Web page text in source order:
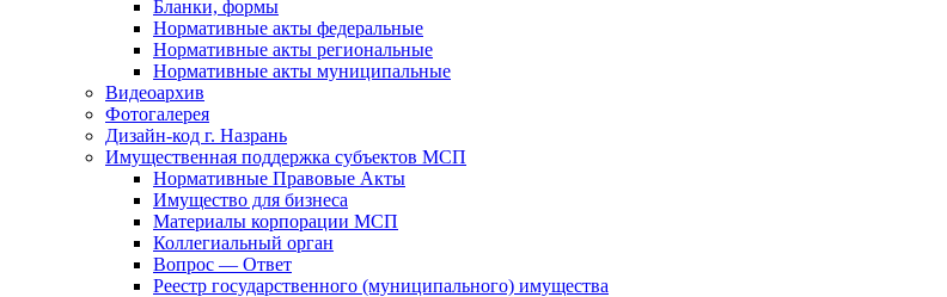
Бланки, формы
Нормативные акты федеральные
Нормативные акты региональные
Нормативные акты муниципальные
Видеоархив
Фотогалерея
Дизайн-код г. Назрань
Имущественная поддержка субъектов МСП
Нормативные Правовые Акты
Имущество для бизнеса
Материалы корпорации МСП
Коллегиальный орган
Вопрос — Ответ
Реестр государственного (муниципального) имущества